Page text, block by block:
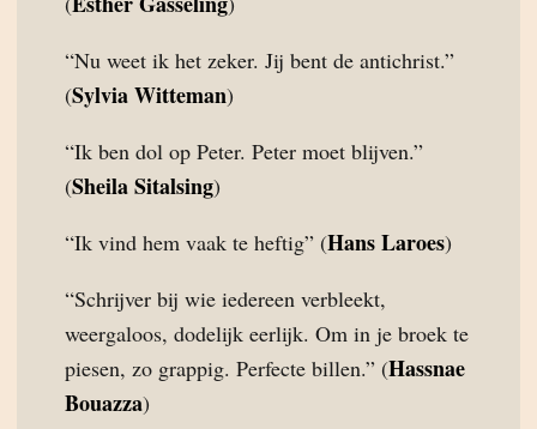
“Nu weet ik het zeker. Jij bent de antichrist.”
(Sylvia Witteman)
“Ik ben dol op Peter. Peter moet blijven.”
(Sheila Sitalsing)
“Ik vind hem vaak te heftig” (Hans Laroes)
“Schrijver bij wie iedereen verbleekt,
weergaloos, dodelijk eerlijk. Om in je broek te
piesen, zo grappig. Perfecte billen.” (Hassnae
Bouazza)